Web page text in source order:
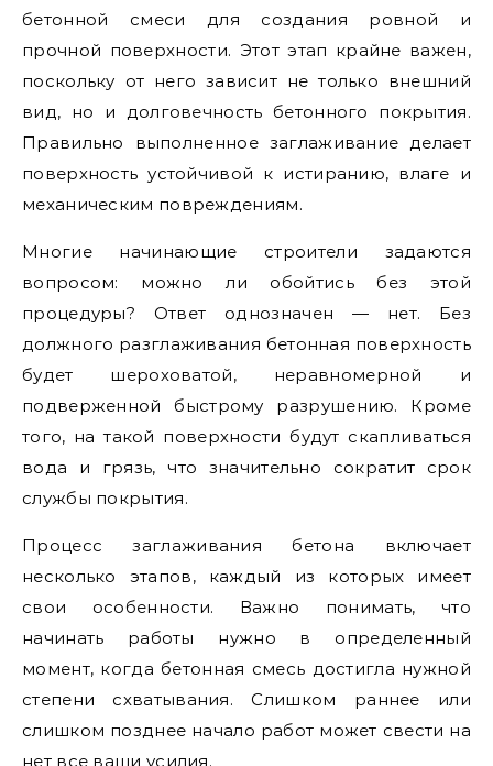
бетонной смеси для создания ровной и
прочной поверхности. Этот этап крайне важен,
поскольку от него зависит не только внешний
вид, но и долговечность бетонного покрытия.
Правильно выполненное заглаживание делает
поверхность устойчивой к истиранию, влаге и
механическим повреждениям.
Многие начинающие строители задаются
вопросом: можно ли обойтись без этой
процедуры? Ответ однозначен — нет. Без
должного разглаживания бетонная поверхность
будет шероховатой, неравномерной и
подверженной быстрому разрушению. Кроме
того, на такой поверхности будут скапливаться
вода и грязь, что значительно сократит срок
службы покрытия.
Процесс заглаживания бетона включает
несколько этапов, каждый из которых имеет
свои особенности. Важно понимать, что
начинать работы нужно в определенный
момент, когда бетонная смесь достигла нужной
степени схватывания. Слишком раннее или
слишком позднее начало работ может свести на
нет все ваши усилия.